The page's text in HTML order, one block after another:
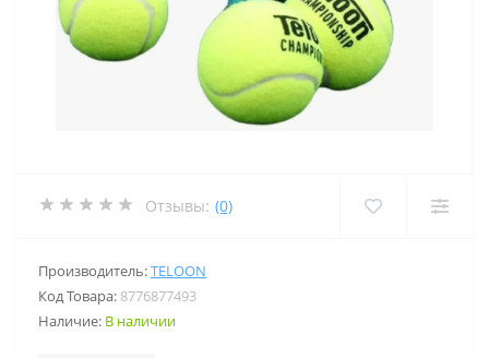
Отзывы: (0)
Производитель:TELOON
Код Товара: 8776877493
Наличие: В наличии